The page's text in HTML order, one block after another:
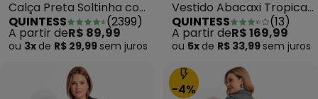
Calça Preta Soltinha com
Pregas
QUINTESS (2399)
A partir deR$ 89,99
ou 3x de R$ 29,99 sem juros
Vestido Abacaxi Tropical
em Malha Fria
QUINTESS (13)
A partir deR$ 169,99
ou 5x de R$ 33,99 sem juros
-4%